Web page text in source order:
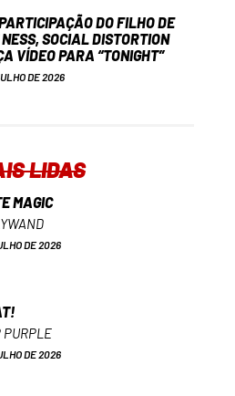
DO FILHO DE
SOCIAL DISTORTION
VÍDEO PARA “TONIGHT”
DE 2026
LIDAS
MAGIC
DE 2026
PURPLE
DE 2026